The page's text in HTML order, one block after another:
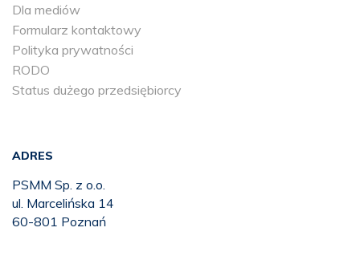
Dla mediów
Formularz kontaktowy
Polityka prywatności
RODO
Status dużego przedsiębiorcy
ADRES
PSMM Sp. z o.o.
ul. Marcelińska 14
60-801 Poznań